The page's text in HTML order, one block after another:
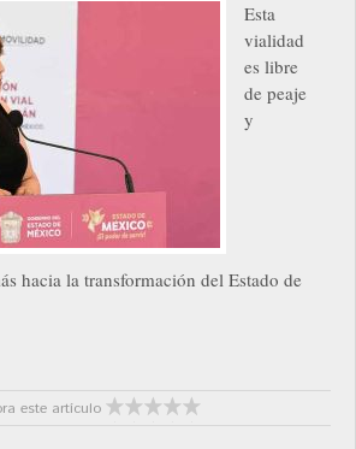
Esta
vialidad
es libre
de peaje
y
hacia la transformación del Estado de
este artículo